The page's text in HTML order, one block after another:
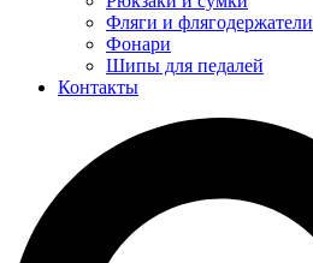
Фляги и флягодержатели
Фонари
Шипы для педалей
Контакты